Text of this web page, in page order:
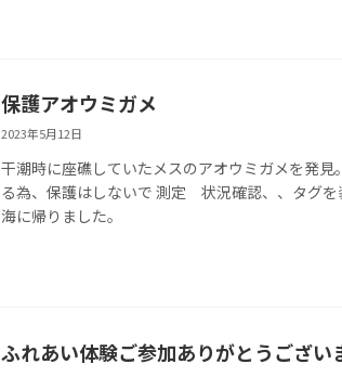
保護アオウミガメ
2023年5月12日
干潮時に座礁していたメスのアオウミガメを発見
る為、保護はしないで 測定 状況確認、、タグを
海に帰りました。
ふれあい体験ご参加ありがとうござい